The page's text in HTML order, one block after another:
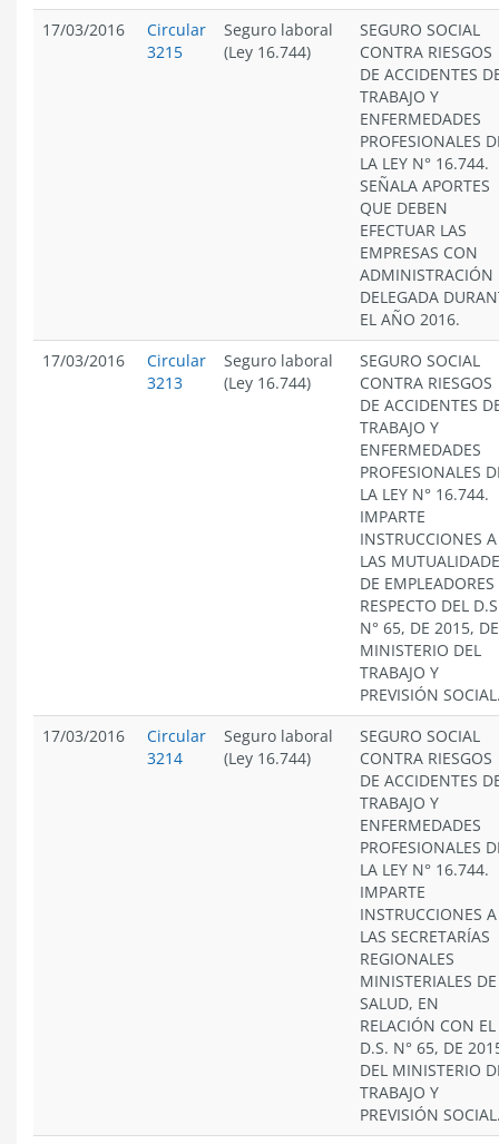
17/03/2016
Circular
3215
Seguro laboral
(Ley 16.744)
SEGURO SOCIAL
CONTRA RIESGOS
DE ACCIDENTES
TRABAJO Y
ENFERMEDADES
PROFESIONALES
LA LEY N° 16.744.
SEÑALA APORTES
QUE DEBEN
EFECTUAR LAS
EMPRESAS CON
ADMINISTRACIÓN
DELEGADA
EL AÑO 2016.
17/03/2016
Circular
3213
Seguro laboral
(Ley 16.744)
SEGURO SOCIAL
CONTRA RIESGOS
DE ACCIDENTES
TRABAJO Y
ENFERMEDADES
PROFESIONALES
LA LEY N° 16.744.
IMPARTE
INSTRUCCIONES A
LAS
DE EMPLEADORES
RESPECTO DEL
N° 65, DE 2015,
MINISTERIO DEL
TRABAJO Y
PREVISIÓN
17/03/2016
Circular
3214
Seguro laboral
(Ley 16.744)
SEGURO SOCIAL
CONTRA RIESGOS
DE ACCIDENTES
TRABAJO Y
ENFERMEDADES
PROFESIONALES
LA LEY N° 16.744.
IMPARTE
INSTRUCCIONES A
LAS SECRETARÍAS
REGIONALES
MINISTERIALES DE
SALUD, EN
RELACIÓN CON EL
D.S. N° 65, DE
DEL MINISTERIO
TRABAJO Y
PREVISIÓN